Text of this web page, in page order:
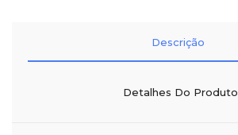
Descrição
Detalhes Do Produto